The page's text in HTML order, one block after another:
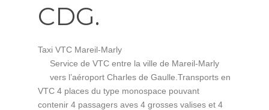
CDG.
Taxi VTC Mareil-Marly
Service de VTC entre la ville de Mareil-Marly
vers l’aéroport Charles de Gaulle.Transports en
VTC 4 places du type monospace pouvant
contenir 4 passagers aves 4 grosses valises et 4